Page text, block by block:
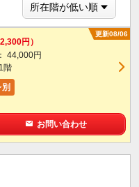
更新08/06
円）
44,000円
階
お問い合わせ